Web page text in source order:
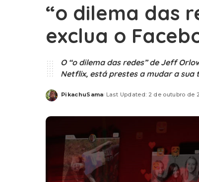
“o dilema das
exclua o
O “o dilema das redes” de Jeff
Netflix, está prestes a mudar a sua
Posted
PikachuSama Last Updated: 2 de outubro de